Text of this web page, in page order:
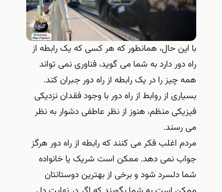
با این حال، همانطور که هر کسی که یک رابطه از
راه دور دارد به شما می گوید، فناوری نمی تواند
همه چیز را در یک رابطه از راه دور جبران کند.
بسیاری از روابط از راه دور با وجود فقدان نزدیکی
فیزیکی منظم، هنوز از نظر عاطفی دشوار به نظر
می رسند.
مردم اغلب فکر می کنند که رابطه از راه دور هرگز
جواب نمی دهد. ممکن است شریک یا خانواده
شما دلسرد شود و برخی از بهترین دوستانتان